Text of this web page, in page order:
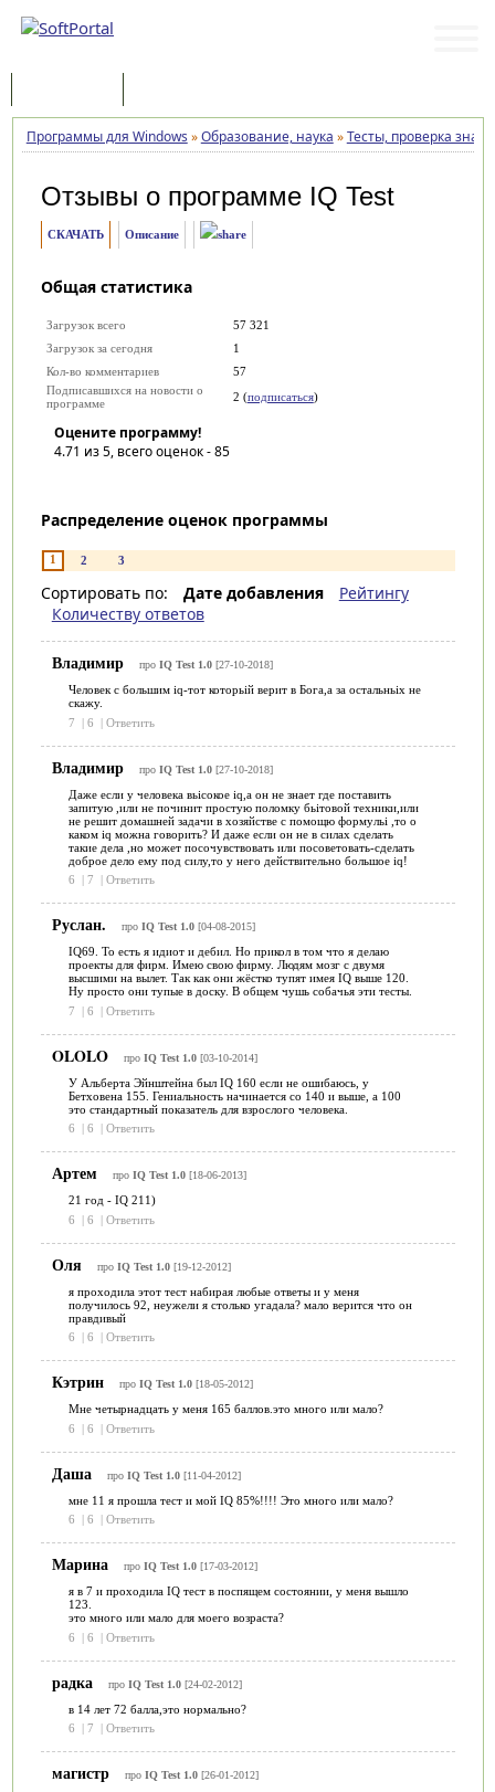
Программы для Windows »Образование, наука »Тесты, проверка
Отзывы о программе IQ Test
СКАЧАТЬ Описание
Общая статистика
Загрузок всего
57 321
Загрузок за сегодня
1
Кол-во комментариев
57
Подписавшихся на новости о
программе
2 (подписаться)
Оцените программу!
4.71 из 5, всего оценок -85
Распределение оценок программы
1 2 3
Сортировать по: Дате добавления
Рейтингу
Количеству ответов
Владимир про IQ Test 1.0[27-10-2018]
Человек с большим iq-тот которьій верит в Бога,а за остальньіх не
скажу.
7
| 6 | Ответить
Владимир про IQ Test 1.0[27-10-2018]
Даже если у человека вьісокое iq,a он не знает где поставить
запитую ,или не починит простую поломку бьітовой техники,или
не решит домашней задачи в хозяйстве с помощю формульі ,то о
каком iq можна говорить? И даже если он не в силах сделать
такие дела ,но может посочувствовать или посоветовать-сделать
доброе дело ему под силу,то у него действительно большое iq!
6
| 7 | Ответить
Руслан. про IQ Test 1.0[04-08-2015]
IQ69. То есть я идиот и дебил. Но прикол в том что я делаю
проекты для фирм. Имею свою фирму. Людям мозг с двумя
высшими на вылет. Так как они жёстко тупят имея IQ выше 120.
Ну просто они тупые в доску. В общем чушь собачья эти тесты.
7
| 6 | Ответить
OLOLO про IQ Test 1.0[03-10-2014]
У Альберта Эйнштейна был IQ 160 если не ошибаюсь, у
Бетховена 155. Гениальность начинается со 140 и выше, а 100
это стандартный показатель для взрослого человека.
6
| 6 | Ответить
Артем про IQ Test 1.0[18-06-2013]
21 год - IQ 211)
6
| 6 | Ответить
Оля про IQ Test 1.0[19-12-2012]
я проходила этот тест набирая любые ответы и у меня
получилось 92, неужели я столько угадала? мало верится что он
правдивый
6
| 6 | Ответить
Кэтрин про IQ Test 1.0[18-05-2012]
Мне четырнадцать у меня 165 баллов.это много или мало?
6
| 6 | Ответить
Даша про IQ Test 1.0[11-04-2012]
мне 11 я прошла тест и мой IQ 85%!!!! Это много или мало?
6
| 6 | Ответить
Марина про IQ Test 1.0[17-03-2012]
я в 7 и проходила IQ тест в поспящем состоянии, у меня вышло
123.
это много или мало для моего возраста?
6
| 6 | Ответить
радка про IQ Test 1.0[24-02-2012]
в 14 лет 72 балла,это нормально?
6
| 7 | Ответить
магистр про IQ Test 1.0[26-01-2012]